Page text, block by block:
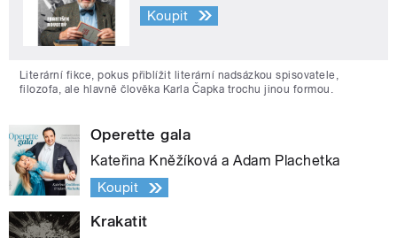
Koupit
Literární fikce, pokus přiblížit literární nadsázkou spisovatele,
filozofa, ale hlavně člověka Karla Čapka trochu jinou formou.
Operette gala
Kateřina Kněžíková a Adam Plachetka
Koupit
Krakatit